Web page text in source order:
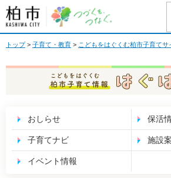
柏市 つづくを、
つなぐ。
トップ> 子育て・教育 > こどもをはぐくむ柏市子育て
こどもをはぐくむ 柏市子育て情
柏
おしらせ 保活
子育てナビ 施設
イベント情報